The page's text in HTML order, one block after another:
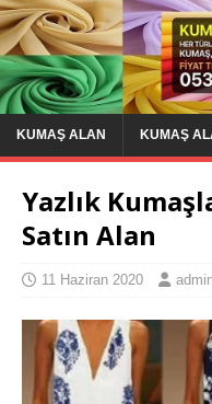
KUMAŞ ALAN KUMAŞ
Yazlık
Satın Alan
11 Haziran 2020